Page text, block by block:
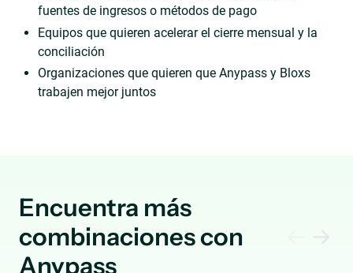
fuentes de ingresos o métodos de pago
Equipos que quieren acelerar el cierre mensual y la
conciliación
Organizaciones que quieren que Anypass y Bloxs
trabajen mejor juntos
Encuentra más
combinaciones con